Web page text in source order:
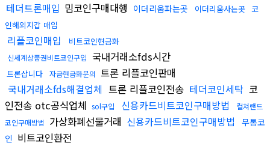
테더트론매입 밈코인구매대행 이더리움파는곳 이더리움사는곳 코
인해외지갑 매입
리플코인매입 비트코인현금화
신세계상품권비트코인구입 국내거래소fds시간
트론삽니다 자금현금화문의 트론 리플코인판매
국내거래소fds해결업체 트론 리플코인전송 테더코인세탁 코
인전송 otc공식업체 sol구입 신용카드비트코인구매방법
컬쳐랜드
코인구매방법
가상화폐선물거래 신용카드비트코인구매방법
무통코
인 비트코인환전